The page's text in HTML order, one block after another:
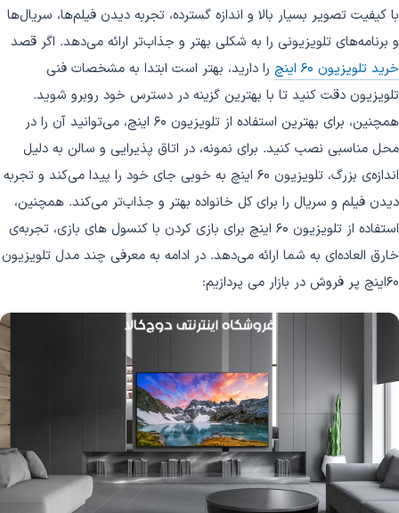
با کیفیت تصویر بسیار بالا و اندازه گسترده، تجربه دیدن فیلم‌ها، سریال‌ها
و برنامه‌های تلویزیونی را به شکلی بهتر و جذاب‌تر ارائه می‌دهد. اگر قصد
خرید تلویزیون 60 اینچ
را دارید، بهتر است ابتدا به مشخصات فنی
تلویزیون دقت کنید تا با بهترین گزینه در دسترس خود روبرو شوید.
همچنین، برای بهترین استفاده از تلویزیون 60 اینچ، می‌توانید آن را در
محل مناسبی نصب کنید. برای نمونه، در اتاق پذیرایی و سالن به دلیل
اندازه‌ی بزرگ، تلویزیون 60 اینچ به خوبی جای خود را پیدا می‌کند و تجربه
دیدن فیلم و سریال را برای کل خانواده بهتر و جذاب‌تر می‌کند. همچنین،
استفاده از تلویزیون 60 اینچ برای بازی کردن با کنسول های بازی، تجربه‌ی
خارق العاده‌ای به شما ارائه می‌دهد. در ادامه به معرفی چند مدل تلویزیون
60اینچ پر فروش در بازار می پردازیم: